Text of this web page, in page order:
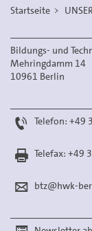
Startseite
Bildungs- und
Mehringdamm 14
10961 Berlin
Telefon: +49
Telefax: +49
btz@hwk-